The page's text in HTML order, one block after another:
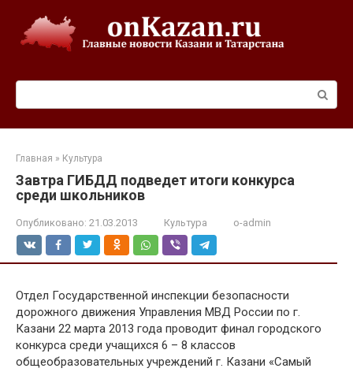
контенту
Главная » Культура
Завтра ГИБДД подведет итоги конкурса
среди школьников
Опубликовано: 21.03.2013 Культура o-admin
Отдел Государственной инспекции безопасности
дорожного движения Управления МВД России по г.
Казани 22 марта 2013 года проводит финал городского
конкурса среди учащихся 6 – 8 классов
общеобразовательных учреждений г. Казани «Самый